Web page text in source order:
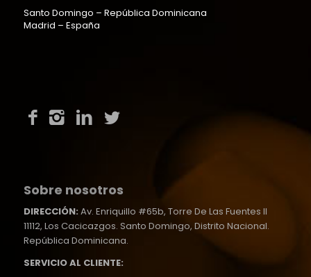
Santo Domingo – República Dominicana
Madrid – España
Sobre nosotros
DIRECCIÓN: Av. Enriquillo #65b, Torre De Las Fuentes II
11112, Los Cacicazgos. Santo Domingo, Distrito Nacional.
República Dominicana.
SERVICIO AL CLIENTE: